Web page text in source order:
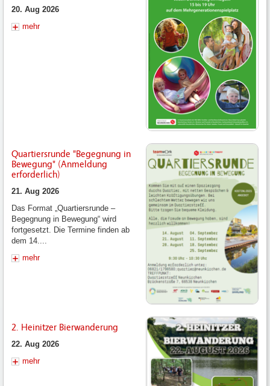
20. Aug 2026
mehr
Quartiersrunde "Begegnung in
Bewegung" (Anmeldung
erforderlich)
21. Aug 2026
Das Format „Quartiersrunde –
Begegnung in Bewegung“ wird
fortgesetzt. Die Termine finden ab
dem 14....
mehr
2. Heinitzer Bierwanderung
22. Aug 2026
mehr